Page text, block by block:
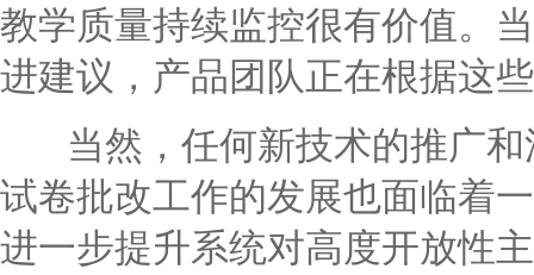
教学质量持续监控很有价值。
进建议，产品团队正在根据这
当然，任何新技术的推广和
试卷批改工作的发展也面临着
进一步提升系统对高度开放性